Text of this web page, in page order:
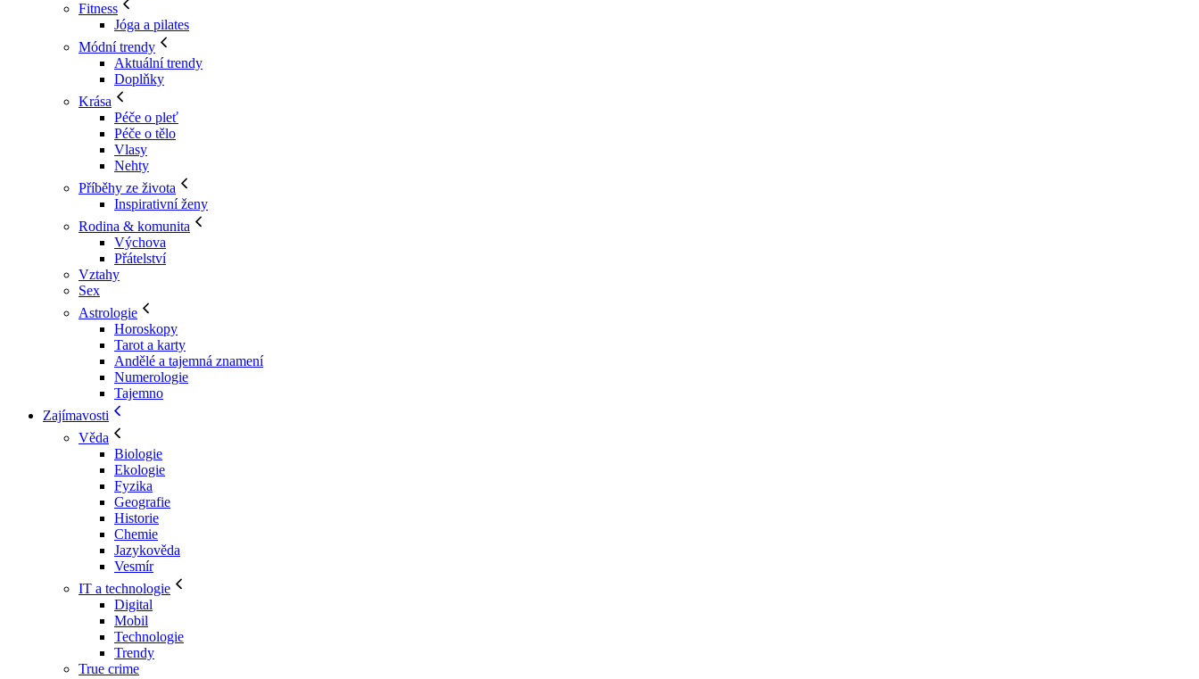
Fitness
Jóga a pilates
Módní trendy
Aktuální trendy
Doplňky
Krása
Péče o pleť
Péče o tělo
Vlasy
Nehty
Příběhy ze života
Inspirativní ženy
Rodina & komunita
Výchova
Přátelství
Vztahy
Sex
Astrologie
Horoskopy
Tarot a karty
Andělé a tajemná znamení
Numerologie
Tajemno
Zajímavosti
Věda
Biologie
Ekologie
Fyzika
Geografie
Historie
Chemie
Jazykověda
Vesmír
IT a technologie
Digital
Mobil
Technologie
Trendy
True crime